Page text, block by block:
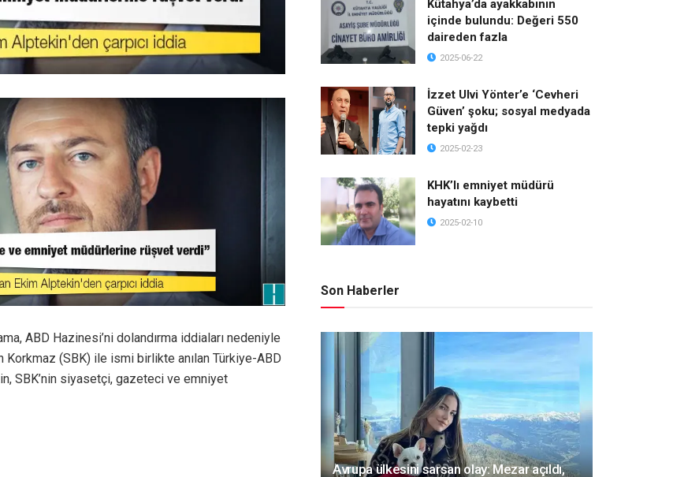
ABD Hazinesi’ni dolandırma iddiaları nedeniyle
(SBK) ile ismi birlikte anılan Türkiye-ABD
SBK’nin siyasetçi, gazeteci ve emniyet
Kütahya’da ayakkabının
içinde bulundu: Değeri 550
daireden fazla
2025-06-22
İzzet Ulvi Yönter’e ‘Cevheri
Güven’ şoku; sosyal medyada
tepki yağdı
2025-02-23
KHK’lı emniyet müdürü
hayatını kaybetti
2025-02-10
Son Haberler
Avrupa ülkesini sarsan olay: Mezar açıldı,